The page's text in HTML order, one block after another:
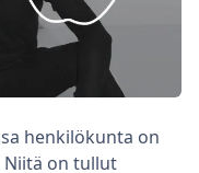
henkilökunta on
on tullut